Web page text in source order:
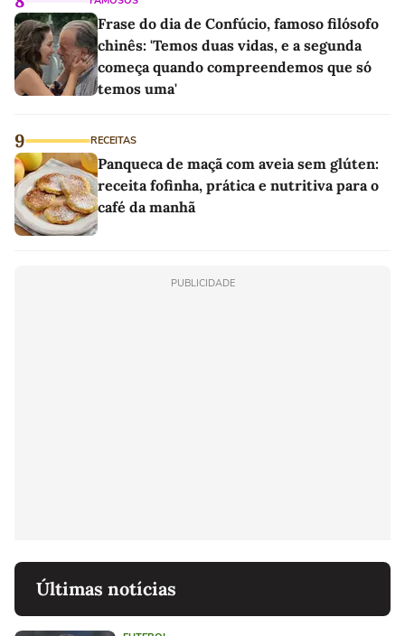
Frase do dia de Confúcio, famoso filósofo
chinês: 'Temos duas vidas, e a segunda
começa quando compreendemos que só
temos uma'
9 RECEITAS
Panqueca de maçã com aveia sem glúten:
receita fofinha, prática e nutritiva para o
café da manhã
PUBLICIDADE
Últimas notícias